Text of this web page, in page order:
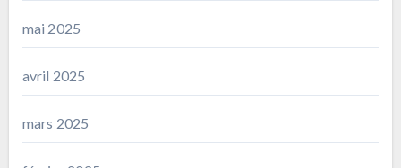
mai 2025
avril 2025
mars 2025